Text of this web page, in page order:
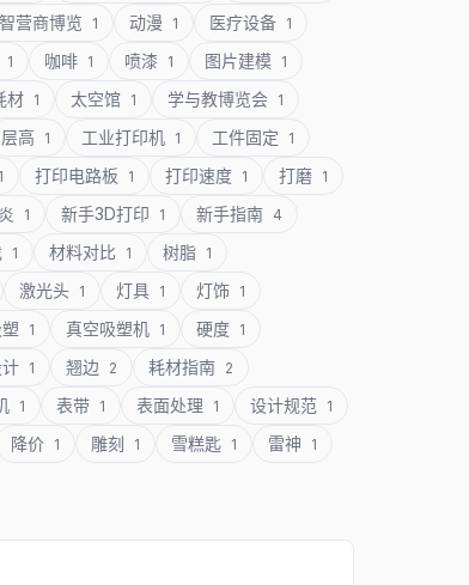
营商博览 1 动漫 1 医疗设备 1
1 咖啡 1 喷漆 1 图片建模 1
材 1 太空馆 1 学与教博览会 1
层高 1 工业打印机 1 工件固定 1
1 打印电路板 1 打印速度 1 打磨 1
1 新手3D打印 1 新手指南 4
1 材料对比 1 树脂 1
激光头 1 灯具 1 灯饰 1
1 真空吸塑机 1 硬度 1
1 翘边 2 耗材指南 2
1 表带 1 表面处理 1 设计规范 1
降价 1 雕刻 1 雪糕匙 1 雷神 1